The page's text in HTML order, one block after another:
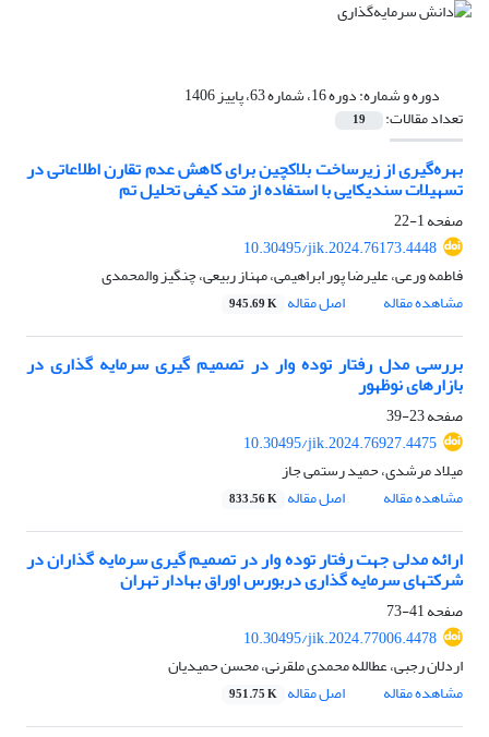
دوره و شماره:دوره 16، شماره 63، پاییز 1406
تعداد مقالات: 19
بهره‌گیری از زیرساخت‌ بلاکچین برای کاهش عدم تقارن اطلاعاتی در
تسهیلات سندیکایی با استفاده از متد کیفی تحلیل تم
صفحه1-22
10.30495/jik.2024.76173.4448
فاطمه ورعی، علیرضا پور ابراهیمی، مهناز ربیعی، چنگیز والمحمدی
مشاهده مقاله
اصل مقاله 945.69 K
بررسی مدل رفتار توده وار در تصمیم گیری سرمایه گذاری در
بازارهای نوظهور
صفحه23-39
10.30495/jik.2024.76927.4475
میلاد مرشدی، حمید رستمی جاز
مشاهده مقاله
اصل مقاله 833.56 K
ارائه مدلی جهت رفتار توده وار در تصمیم گیری سرمایه گذاران در
شرکتهای سرمایه گذاری دربورس اوراق بهادار تهران
صفحه41-73
10.30495/jik.2024.77006.4478
اردلان رجبی، عطالله محمدی ملقرنی، محسن حمیدیان
مشاهده مقاله
اصل مقاله 951.75 K